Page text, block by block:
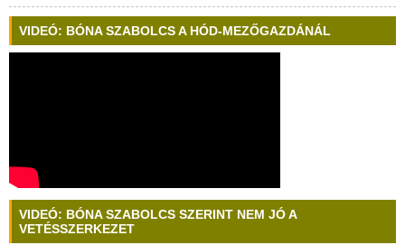
VIDEÓ: BÓNA SZABOLCS A HÓD-MEZŐGAZDÁNÁL
VIDEÓ: BÓNA SZABOLCS SZERINT NEM JÓ A
VETÉSSZERKEZET